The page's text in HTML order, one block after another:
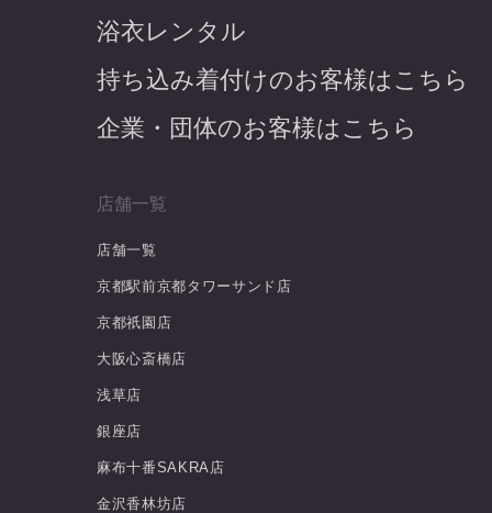
浴衣レンタル
持ち込み着付けのお客様はこちら
企業・団体のお客様はこちら
店舗一覧
店舗一覧
京都駅前京都タワーサンド店
京都祇園店
大阪心斎橋店
浅草店
銀座店
麻布十番SAKRA店
金沢香林坊店